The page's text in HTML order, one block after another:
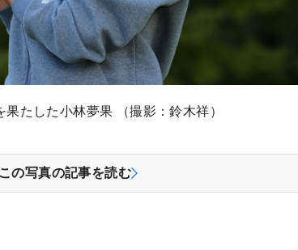
たした小林夢果 （撮影：鈴木祥）
この写真の記事を読む